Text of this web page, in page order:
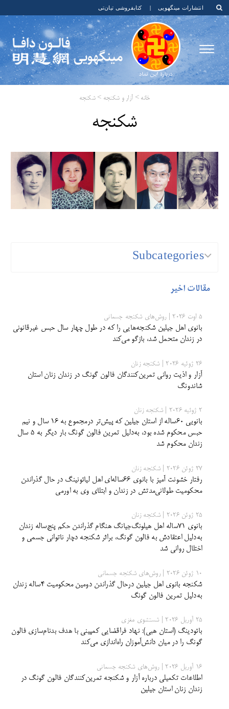
انتشارات مینگهویی | کتابفروشی تیان‌تی
خانه > آزار و شکنجه > شکنجه
شکنجه
Subcategories
مقالات اخیر
5 اوت 2026 | روش‌های شکنجه جسمانی
بانوی اهل جیلین شکنجه‌هایی را که در طول چهار سال حبس غیرقانونی
در زندان متحمل شد، بازگو می‌کند
26 ژوئیه 2026 | شکنجه زنان
آزار و اذیت روانی تمرین‌کنندگان فالون گونگ در زندان زنان استان
شاندونگ
2 ژوئیه 2026 | شکنجه زنان
بانویی ۶۰‌ساله از استان جیلین که پیش‌تر درمجموع به ۱۶ سال ‌و نیم
حبس محکوم شده بود، به‌دلیل تمرین فالون گونگ بار دیگر به ۵ سال
زندان محکوم شد
27 ژوئن 2026 | شکنجه زنان
رفتار خشونت آمیز با بانوی ۶۶ساله‌ای اهل لیائونینگ در حال گذراندن
محکومیت طولانی‌مدتش در زندان و ابتلای وی به اورمی
25 ژوئن 2026 | شکنجه زنان
بانوی ۷۱ساله اهل هیلونگ‌جیانگ هنگام گذراندن حکم پنج‌ساله زندان
به‌دلیل اعتقادش به فالون گونگ، براثر شکنجه دچار ناتوانی جسمی و
اختلال روانی شد
10 ژوئن 2026 | روش‌های شکنجه جسمانی
شکنجه بانوی اهل جیلین درحال گذراندن دومین محکومیت ۴ساله زندان
به‌دلیل تمرین فالون گونگ
25 آوریل 2026 | شستشوی مغزی
بائودینگ (استان هبی): نهاد فراقضایی کمپینی با هدف بدنام‌سازی فالون
گونگ را در میان دانش‌آموزان راه‌اندازی می‌کند
16 آوریل 2026 | روش‌های شکنجه جسمانی
اطلاعات تکمیلی درباره آزار و شکنجه تمرین‌کنندگان فالون گونگ در
زندان زنان استان جیلین